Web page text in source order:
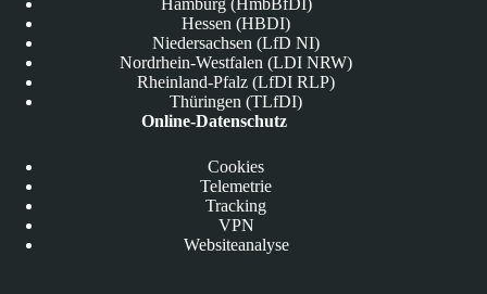
Hessen (HBDI)
Niedersachsen (LfD NI)
Nordrhein-Westfalen (LDI NRW)
Rheinland-Pfalz (LfDI RLP)
Thüringen (TLfDI)
Online-Datenschutz
Cookies
Telemetrie
Tracking
VPN
Websiteanalyse